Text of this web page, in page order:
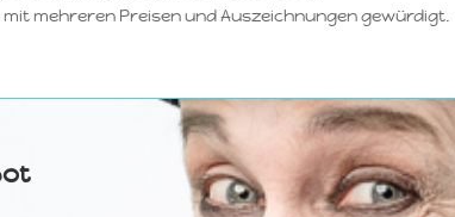
mehreren Preisen und Auszeichnungen gewürdigt.